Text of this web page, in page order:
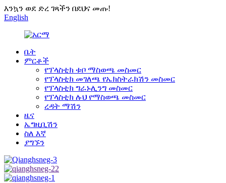
እንኳን ወደ ድረ ገጻችን በደህና መጡ!
English
ቤት
ምርቶች
የፕላስቲክ ቱቦ ማስወጫ መስመር
የፕላስቲክ መገለጫ የኤክስትራክሽን መስመር
የፕላስቲክ ግራኑሊንግ መስመር
የፕላስቲክ ሉህ የማስወጫ መስመር
ረዳት ማሽን
ዜና
ኤግዚቢሽን
ስለ እኛ
ያግኙን